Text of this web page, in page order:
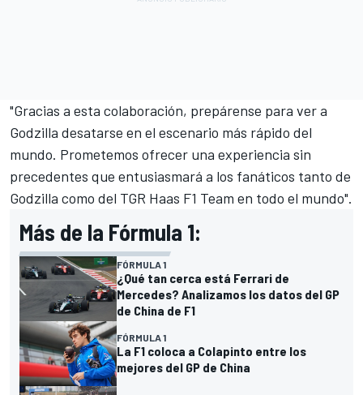
"Gracias a esta colaboración, prepárense para ver a
Godzilla desatarse en el escenario más rápido del
mundo. Prometemos ofrecer una experiencia sin
precedentes que entusiasmará a los fanáticos tanto de
Godzilla como del TGR Haas F1 Team en todo el mundo".
Más de la Fórmula 1:
FÓRMULA 1
¿Qué tan cerca está Ferrari de
Mercedes? Analizamos los datos del GP
de China de F1
FÓRMULA 1
La F1 coloca a Colapinto entre los
mejores del GP de China